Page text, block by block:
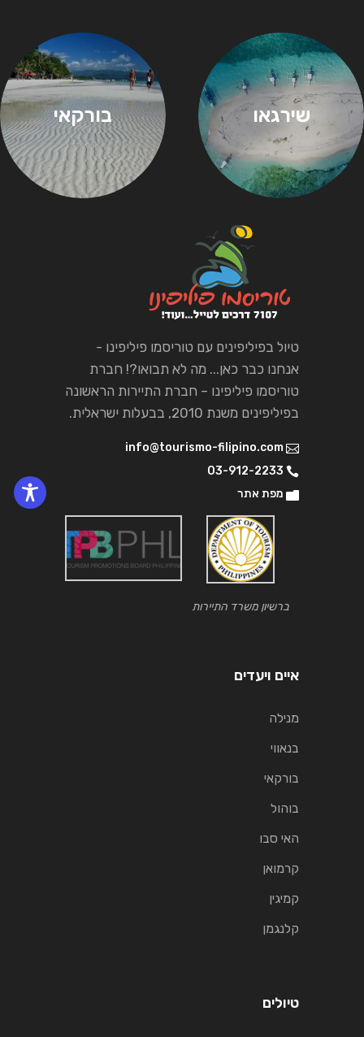
שירגאו בורקאי
טיול בפיליפינים עם טוריסמו פיליפינו -
אנחנו כבר כאן... מה לא תבואו?! חברת
טוריסמו פיליפינו – חברת התיירות הראשונה
בפיליפינים משנת 2010, בבעלות ישראלית.
info@tourismo-filipino.com
03-912-2233
מפת אתר
ברשיון משרד התיירות
איים ויעדים
מנילה
בנאווי
בורקאי
בוהול
האי סבו
קרמואן
קמיגין
קלנגמן
טיולים